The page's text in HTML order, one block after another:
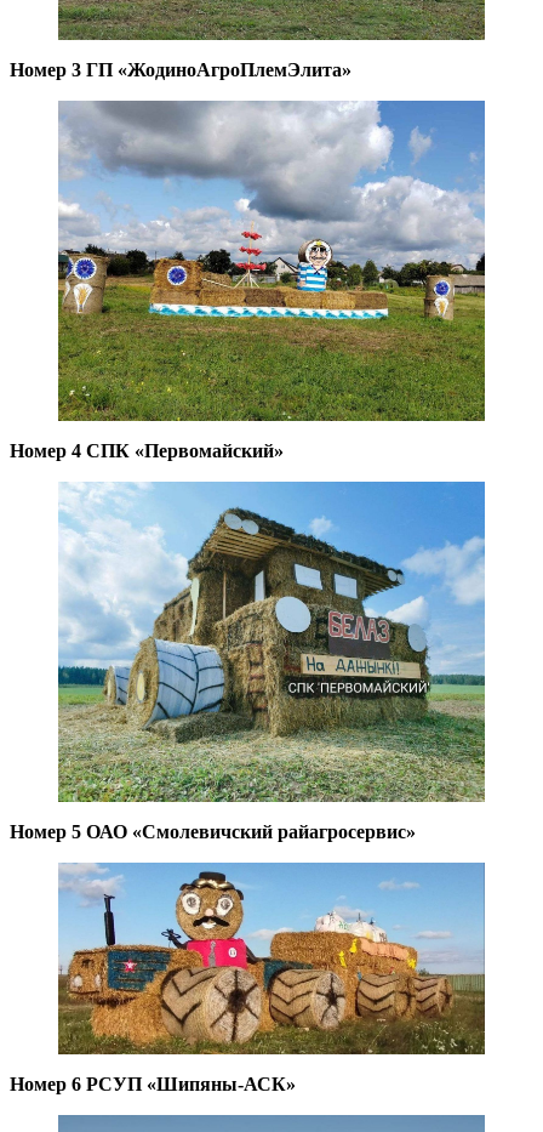
Номер 3 ГП «ЖодиноАгроПлемЭлита»
Номер 4 СПК «Первомайский»
Номер 5 ОАО «Смолевичский райагросервис»
Номер 6 РСУП «Шипяны-АСК»